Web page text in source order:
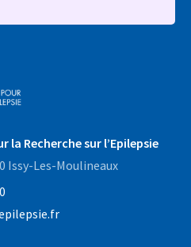
Recherche sur l’Epilepsie
Issy-Les-Moulineaux